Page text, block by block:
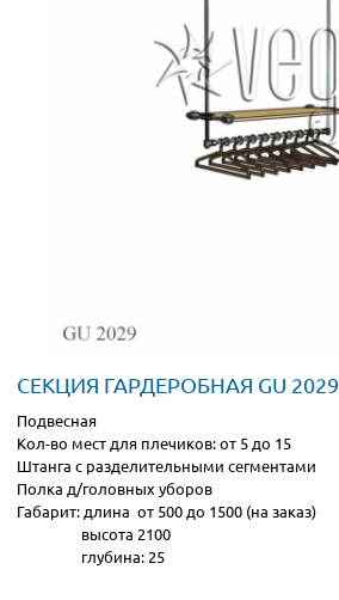
СЕКЦИЯ ГАРДЕРОБНАЯ GU 2029
Подвесная
Кол-во мест для плечиков: от 5 до 15
Штанга с разделительными сегментами
Полка д/головных уборов
Габарит: длина от 500 до 1500 (на заказ)
высота 2100
глубина: 25